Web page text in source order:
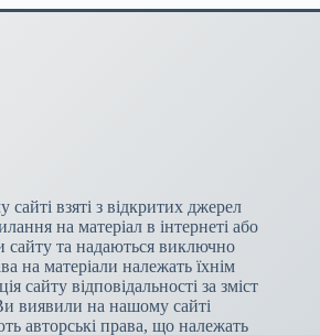
сайті взяті з відкритих джерел
на матеріал в інтернеті або
сайту та надаються виключно
на матеріали належать їхнім
сайту відповідальності за зміст
виявили на нашому сайті
авторські права, що належать